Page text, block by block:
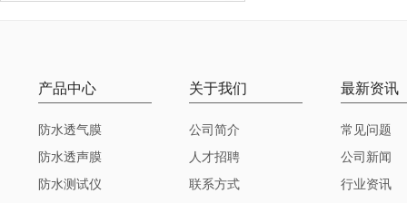
产品中心
防水透气膜
防水透声膜
防水测试仪
关于我们
公司简介
人才招聘
联系方式
最新资讯
常见问题
公司新闻
行业资讯